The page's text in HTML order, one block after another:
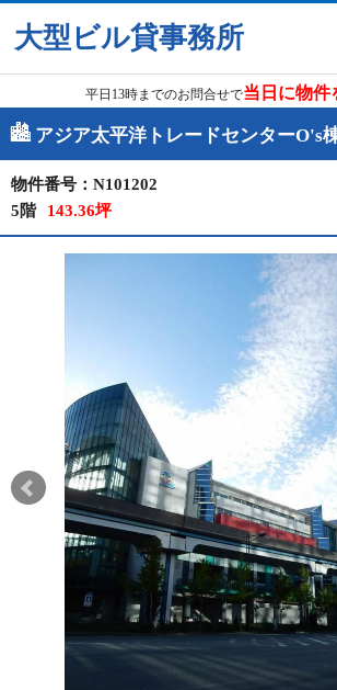
大型ビル貸事務所
平日13時までのお問合せで当日に物件
アジア太平洋トレードセンターO's
物件番号：N101202
5階
143.36坪